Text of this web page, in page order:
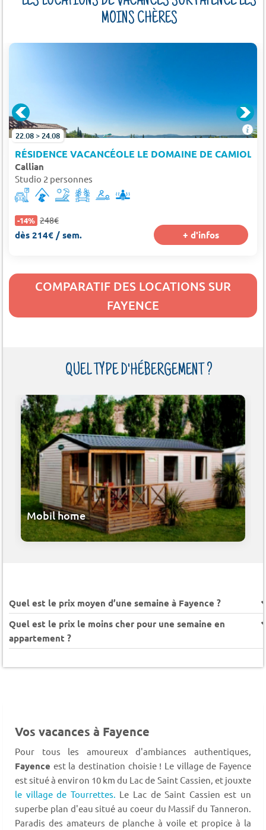
MOINS CHÈRES
22.08 > 24.08
RÉSIDENCE VACANCÉOLE LE DOMAINE DE CAMIOLE
Callian
Studio 2 personnes
-14% 248€
dès 214€ / sem. + d'infos
COMPARATIF DES LOCATIONS SUR
FAYENCE
QUEL TYPE D'HÉBERGEMENT ?
Mobil home
Quel est le prix moyen d’une semaine à Fayence ?
Quel est le prix le moins cher pour une semaine en
appartement ?
Vos vacances à Fayence
Pour tous les amoureux d'ambiances authentiques,
Fayence est la destination choisie ! Le village de Fayence
est situé à environ 10 km du Lac de Saint Cassien, et jouxte
le village de Tourrettes.
Le Lac de Saint Cassien est un
superbe plan d'eau situé au coeur du Massif du Tanneron.
Paradis des amateurs de planche à voile et propice à la